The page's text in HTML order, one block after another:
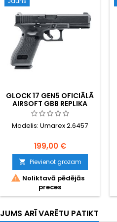
GLOCK 17 GEN5 OFICIĀLĀ
AIRSOFT GBB REPLIKA
Modelis: Umarex 2.6457
199,00 €
 Pievienot grozam
 Noliktavā pēdējās
preces
JUMS ARĪ VARĒTU PATIKT